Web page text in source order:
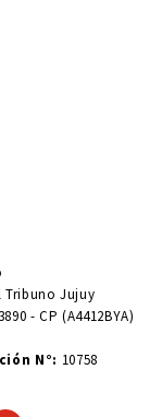
Tribuno Jujuy
- CP (A4412BYA)
N°: 10758